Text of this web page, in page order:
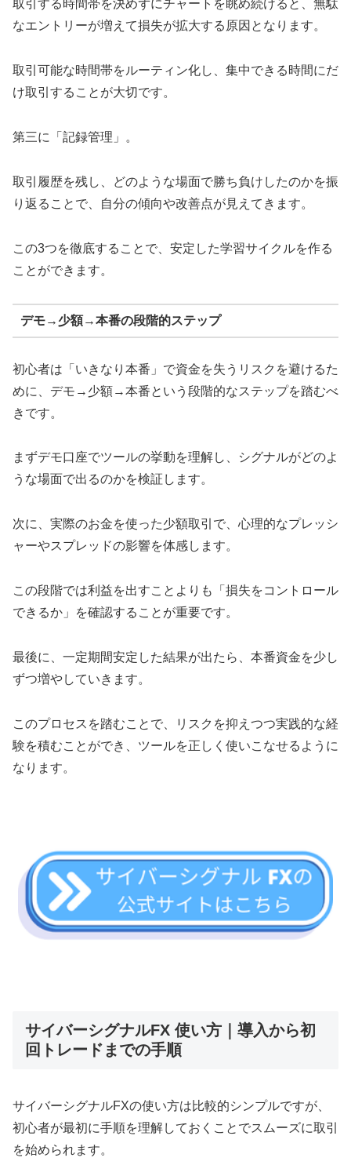
取引する時間帯を決めずにチャートを眺め続けると、無駄
なエントリーが増えて損失が拡大する原因となります。
取引可能な時間帯をルーティン化し、集中できる時間にだ
け取引することが大切です。
第三に「記録管理」。
取引履歴を残し、どのような場面で勝ち負けしたのかを振
り返ることで、自分の傾向や改善点が見えてきます。
この3つを徹底することで、安定した学習サイクルを作る
ことができます。
デモ→少額→本番の段階的ステップ
初心者は「いきなり本番」で資金を失うリスクを避けるた
めに、デモ→少額→本番という段階的なステップを踏むべ
きです。
まずデモ口座でツールの挙動を理解し、シグナルがどのよ
うな場面で出るのかを検証します。
次に、実際のお金を使った少額取引で、心理的なプレッシ
ャーやスプレッドの影響を体感します。
この段階では利益を出すことよりも「損失をコントロール
できるか」を確認することが重要です。
最後に、一定期間安定した結果が出たら、本番資金を少し
ずつ増やしていきます。
このプロセスを踏むことで、リスクを抑えつつ実践的な経
験を積むことができ、ツールを正しく使いこなせるように
なります。
サイバーシグナルFX 使い方｜導入から初
回トレードまでの手順
サイバーシグナルFXの使い方は比較的シンプルですが、
初心者が最初に手順を理解しておくことでスムーズに取引
を始められます。